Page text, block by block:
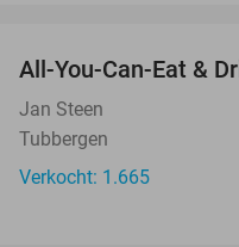
All-You-Can-Eat &
Jan Steen
Tubbergen
Verkocht: 1.665